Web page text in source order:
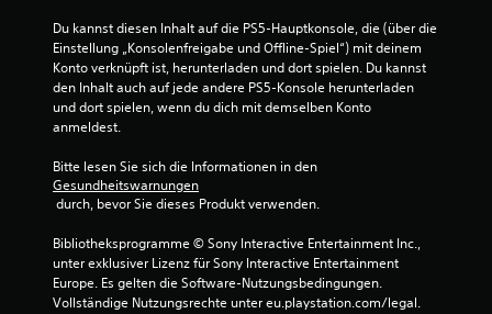
Du kannst diesen Inhalt auf die PS5-Hauptkonsole, die (über die
Einstellung „Konsolenfreigabe und Offline-Spiel“) mit deinem
Konto verknüpft ist, herunterladen und dort spielen. Du kannst
den Inhalt auch auf jede andere PS5-Konsole herunterladen
und dort spielen, wenn du dich mit demselben Konto
anmeldest.
Bitte lesen Sie sich die Informationen in den
Gesundheitswarnungen
durch, bevor Sie dieses Produkt verwenden.
Bibliotheksprogramme © Sony Interactive Entertainment Inc.,
unter exklusiver Lizenz für Sony Interactive Entertainment
Europe. Es gelten die Software-Nutzungsbedingungen.
Vollständige Nutzungsrechte unter eu.playstation.com/legal.